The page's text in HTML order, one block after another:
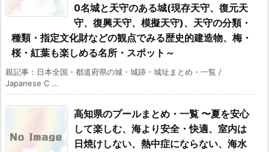
0名城と天守のある城(現存天守、復元天
守、復興天守、模擬天守)、天守の分類・
種類・指定文化財などの観点でみる歴史的建造物、梅・
桜・紅葉も楽しめる名所・スポット～
親記事：日本全国・都道府県の城・城跡・城址まとめ・一覧 /
Japanese C ...
高知県のプールまとめ・一覧 〜夏を安心
して楽しむ、海より安全・快適、室内は
日焼けしない、熱中症にならない、海水